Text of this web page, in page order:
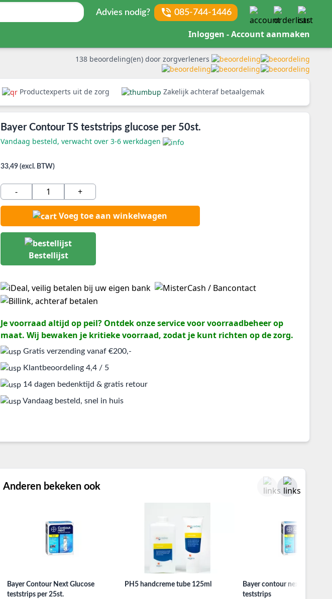
Advies nodig? 085-744-1446
Inloggen - Account aanmaken
138 beoordeling(en) door zorgverleners
Productexperts uit de zorg Zakelijk achteraf betaalgemak
Bayer Contour TS teststrips glucose per 50st.
Vandaag besteld, verwacht over 3-6 werkdagen
33,49 (excl. BTW)
- +
Voeg toe aan winkelwagen
Bestellijst
Je voorraad altijd op peil? Ontdek onze service voor voorraadbeheer op
maat. Wij bewaken je kritieke voorraad, zodat je kunt richten op de zorg.
Gratis verzending vanaf €200,-
Klantbeoordeling 4,4 / 5
14 dagen bedenktijd & gratis retour
Vandaag besteld, snel in huis
Anderen bekeken ook
Bayer Contour Next Glucose
teststrips per 25st.
PH5 handcreme tube 125ml
Bayer contour next
teststrips